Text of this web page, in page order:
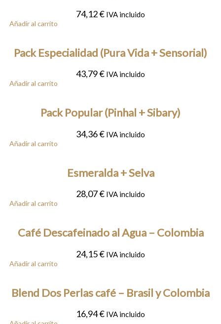
74,12€ IVA incluido
Añadir al carrito
Pack Especialidad (Pura Vida + Sensorial)
43,79€ IVA incluido
Añadir al carrito
Pack Popular (Pinhal + Sibary)
34,36€ IVA incluido
Añadir al carrito
Esmeralda + Selva
28,07€ IVA incluido
Añadir al carrito
Café Descafeinado al Agua – Colombia
24,15€ IVA incluido
Añadir al carrito
Blend Dos Perlas café – Brasil y Colombia
16,94€ IVA incluido